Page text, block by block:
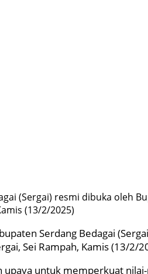
(Sergai) resmi dibuka oleh
(13/2/2025)
Serdang Bedagai
Sei Rampah, Kamis (13/2/
untuk memperkuat